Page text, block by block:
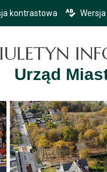
kontrastowa
Urząd